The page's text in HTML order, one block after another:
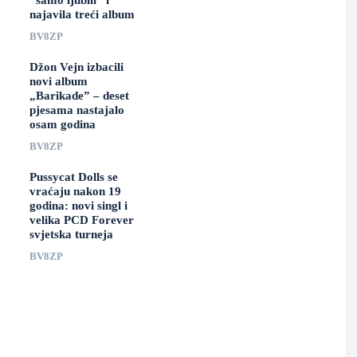
najavila treći album
BV8ZP
Džon Vejn izbacili
novi album
„Barikade” – deset
pjesama nastajalo
osam godina
BV8ZP
Pussycat Dolls se
vraćaju nakon 19
godina: novi singl i
velika PCD Forever
svjetska turneja
BV8ZP